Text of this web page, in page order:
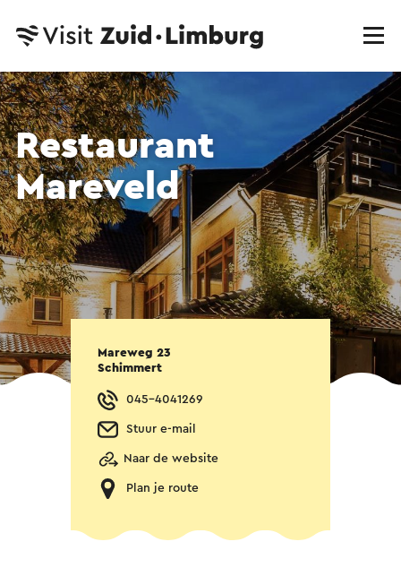
Restaurant
Mareveld
Mareweg 23
Schimmert
045-4041269
Stuur e-mail
Naar de website
Plan je route